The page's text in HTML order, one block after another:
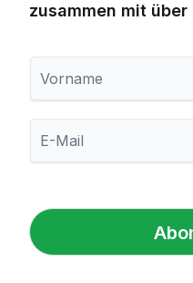
zusammen mit über
r
n
M
l
*